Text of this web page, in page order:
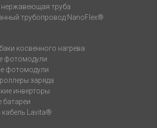
труба
трубопровод NanoFlex®
косвенного нагрева
фотомодули
фотомодули
заряда
инверторы
батареи
кабель Lavita®